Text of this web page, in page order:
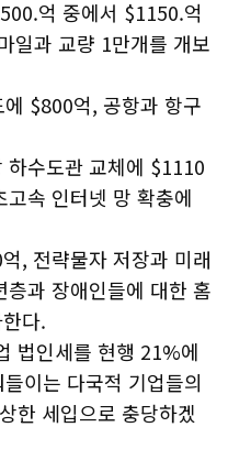
억 중에서 $1150.억
일과 교량 1만개를 개보
$800억, 공항과 항구
수도관 교체에 $1110
속 인터넷 망 확충에
, 전략물자 저장과 미래
과 장애인들에 대한 홈
다.
법인세를 현행 21%에
이는 다국적 기업들의
한 세입으로 충당하겠